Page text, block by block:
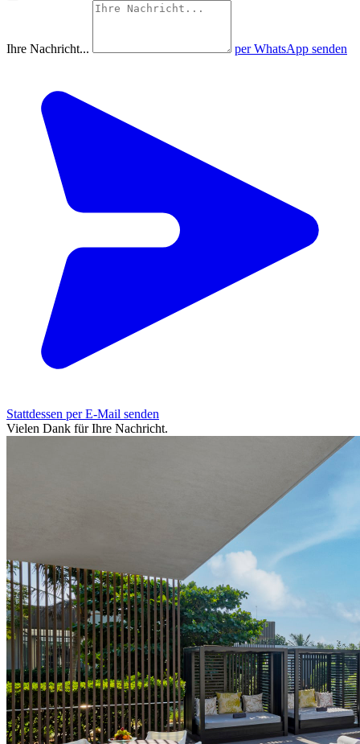
Ihre Nachricht... per WhatsApp senden
Stattdessen per E-Mail senden
Vielen Dank für Ihre Nachricht.